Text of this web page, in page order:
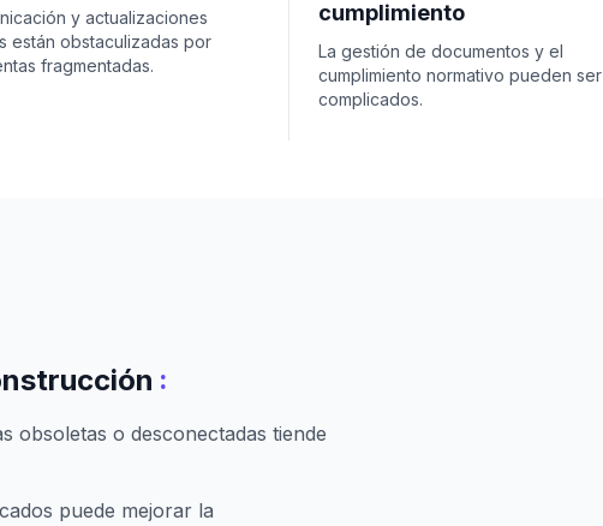
y actualizaciones
están obstaculizadas por
fragmentadas.
cumplimiento
La gestión de documentos y el
cumplimiento normativo pueden ser
complicados.
:
obsoletas o desconectadas tiende
puede mejorar la